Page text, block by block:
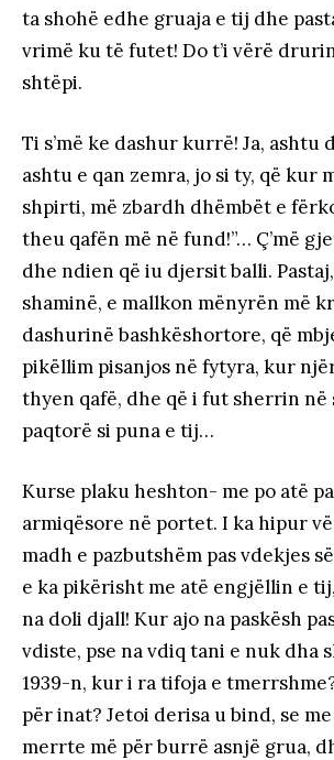
ta shohë edhe gruaja e tij dhe
vrimë ku të futet! Do t’i vërë
shtëpi.
Ti s’më ke dashur kurrë! Ja, ashtu
ashtu e qan zemra, jo si ty, që kur
shpirti, më zbardh dhëmbët e
theu qafën më në fund!”… Ç’më
dhe ndien që iu djersit balli.
shaminë, e mallkon mënyrën më
dashurinë bashkëshortore, që
pikëllim pisanjos në fytyra, kur
thyen qafë, dhe që i fut sherrin në
paqtorë si puna e tij…
Kurse plaku heshton- me po atë
armiqësore në portet. I ka hipur
madh e pazbutshëm pas vdekjes
e ka pikërisht me atë engjëllin e
na doli djall! Kur ajo na paskësh
vdiste, pse na vdiq tani e nuk dha
1939-n, kur i ra tifoja e
për inat? Jetoi derisa u bind, se me
merrte më për burrë asnjë grua,